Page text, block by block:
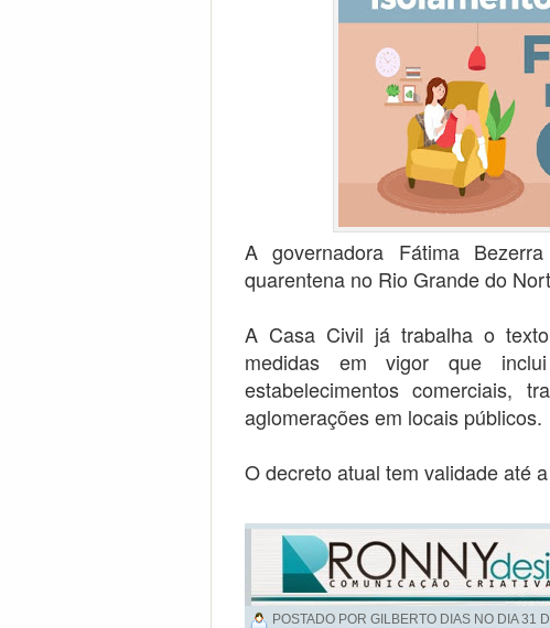
A governadora Fátima
quarentena no Rio Grande do
A Casa Civil já trabalha o
medidas em vigor que
estabelecimentos comerciais,
aglomerações em locais públicos.
O decreto atual tem validade até
POSTADO POR GILBERTO DIAS NO DIA31